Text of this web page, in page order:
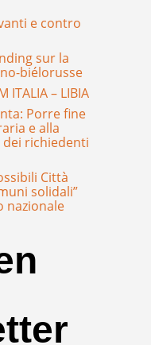
e contro
sur la
biélorusse
ITALIA – LIBIA
Porre fine
e alla
richiedenti
Città
solidali”
nazionale